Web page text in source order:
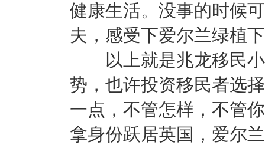
健康生活。没事的时候
夫，感受下爱尔兰绿植
以上就是兆龙移民小
势，也许投资移民者选择
一点，不管怎样，不管
拿身份跃居英国，爱尔